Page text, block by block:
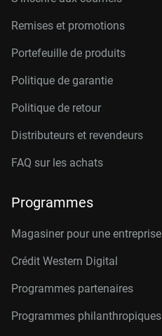
Remises et promotions
Portefeuille de produits
Politique de garantie
Politique de retour
Distributeurs et revendeurs
FAQ sur les achats
Programmes
Magasiner pour une entreprise
Crédit Western Digital
Programmes partenaires
Programmes philanthropiques